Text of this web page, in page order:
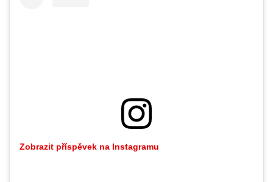
Zobrazit příspěvek na Instagramu